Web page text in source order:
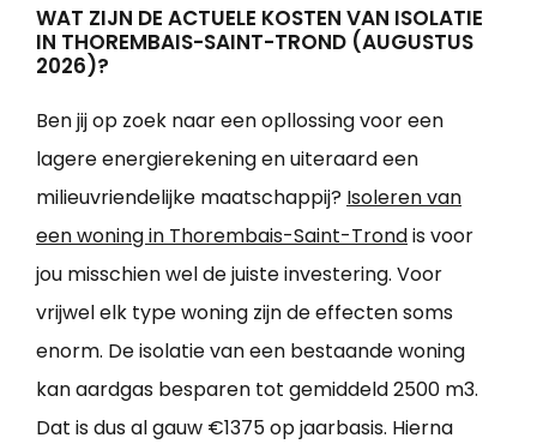
WAT ZIJN DE ACTUELE KOSTEN VAN ISOLATIE
IN THOREMBAIS-SAINT-TROND (AUGUSTUS
2026)?
Ben jij op zoek naar een opllossing voor een
lagere energierekening en uiteraard een
milieuvriendelijke maatschappij? Isoleren van
een woning in Thorembais-Saint-Trondis voor
jou misschien wel de juiste investering. Voor
vrijwel elk type woning zijn de effecten soms
enorm. De isolatie van een bestaande woning
kan aardgas besparen tot gemiddeld 2500 m3.
Dat is dus al gauw €1375 op jaarbasis. Hierna